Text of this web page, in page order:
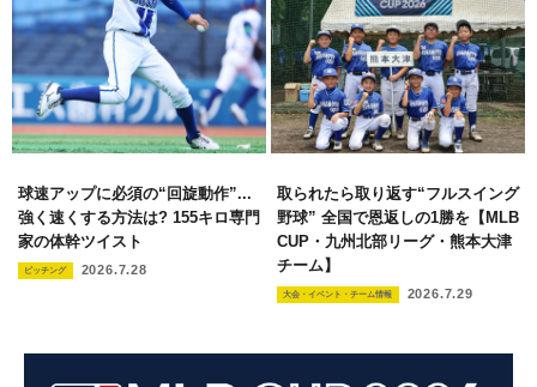
球速アップに必須の“回旋動作”...
強く速くする方法は? 155キロ専門
家の体幹ツイスト
ピッチング 2026.7.28
取られたら取り返す“フルスイング
野球” 全国で恩返しの1勝を【MLB
CUP・九州北部リーグ・熊本大津
チーム】
大会・イベント・チーム情報 2026.7.29